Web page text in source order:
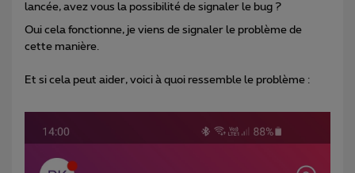
lancée, avez vous la possibilité de signaler le bug ?
Oui cela fonctionne, je viens de signaler le problème de
cette manière.
Et si cela peut aider, voici à quoi ressemble le problème :